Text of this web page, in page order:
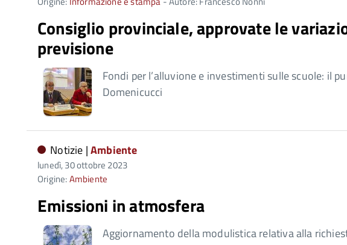
Consiglio provinciale, approvate le
previsione
Fondi per l’alluvione e investimenti sulle scuole: il
Domenicucci
Notizie |Ambiente
lunedì, 30 ottobre 2023
Origine:Ambiente
Emissioni in atmosfera
Aggiornamento della modulistica relativa alla